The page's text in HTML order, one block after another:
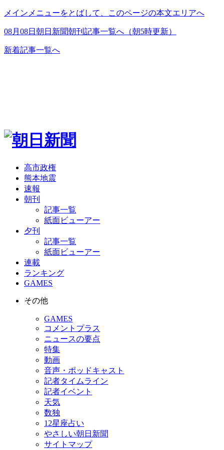
メインメニューをとばして、このページの本文エリアへ
08月08日朝日新聞朝刊記事一覧へ（朝5時更新）
新着記事一覧へ
高市政権
熊本地震
速報
朝刊
記事一覧
紙面ビューアー
夕刊
記事一覧
紙面ビューアー
連載
ランキング
GAMES
その他
GAMES
コメントプラス
ニュースの要点
特集
動画
音声・ポッドキャスト
記者タイムライン
記者イベント
天気
数独
12星座占い
やさしい朝日新聞
サイトマップ